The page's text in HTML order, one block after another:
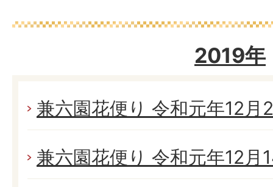
2019年
兼六園花便り 令和元年12月
兼六園花便り 令和元年12月